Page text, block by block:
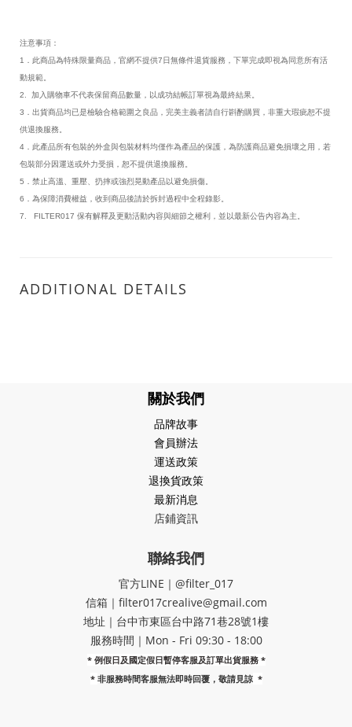
注意事項：
1．此商品為特殊限量商品，官網不提供7日無條件退貨服務，下單完成即視為同意所有活
動規範。
2. 加入購物車不代表保留商品數量，以成功結帳訂單視為最終結果。
3．出貨商品均已是檢驗合格範圍之良品，完美主義者請自行斟酌購買，非重大瑕疵恕不提
供退換服務。
4．此產品所有包裝的外盒與包裝材料均僅作為產品的保護，為防護商品避免損壞之用，若
包裝部分因運送或外力受損，恕不提供退換服務。
5．禁止高溫、重壓、扔摔或強烈晃動產品以避免損傷。
6．為保障消費權益，收到商品後請於拆封過程中全程錄影。
7. FILTER017 保有解釋及更動活動內容與細節之權利，並以最新公告內容為主。
ADDITIONAL DETAILS
關於我們
品牌故事
會員辦法
運送政策
退換貨政策
最新消息
店鋪資訊
聯絡我們
官方LINE｜@filter_017
信箱｜filter017crealive@gmail.com
地址｜​台中市東區台中路71巷28號1樓
服務時間｜Mon - Fri 09:30 - 18:00
* 例假日及國定假日暫停客服及訂單出貨服務 *
* 非服務時間客服無法即時回覆，敬請見諒 *